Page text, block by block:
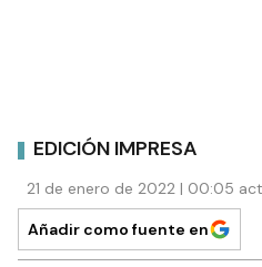
EDICIÓN IMPRESA
21 de enero de 2022 | 00:05
Añadir como fuente en